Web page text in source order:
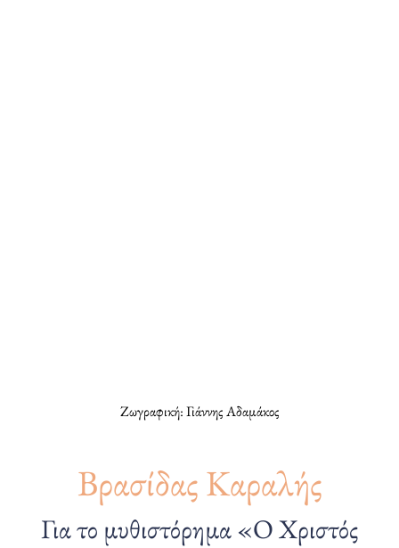
Ζωγραφική: Γιάννης Αδαμάκος
Βρασίδας Καραλής
Για το μυθιστόρημα «Ο Χριστός